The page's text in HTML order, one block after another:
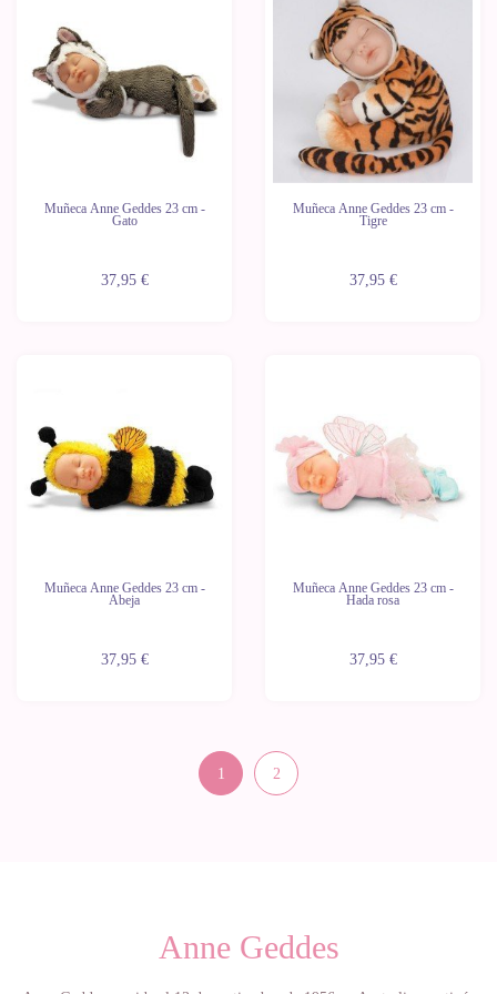
Muñeca Anne Geddes 23 cm -
Gato
37,95 €
Muñeca Anne Geddes 23 cm -
Tigre
37,95 €
Muñeca Anne Geddes 23 cm -
Abeja
37,95 €
Muñeca Anne Geddes 23 cm -
Hada rosa
37,95 €
1 2
Anne Geddes